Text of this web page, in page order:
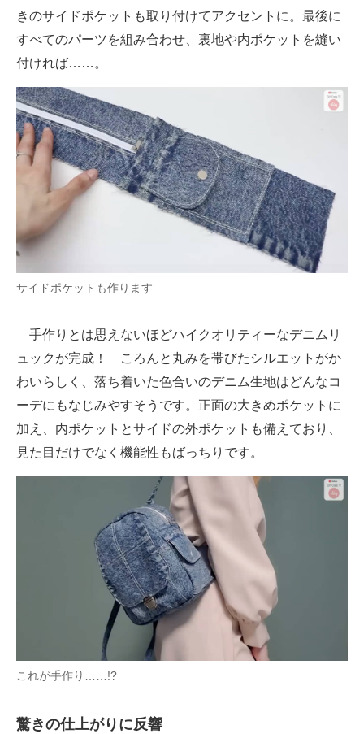
きのサイドポケットも取り付けてアクセントに。最後に
すべてのパーツを組み合わせ、裏地や内ポケットを縫い
付ければ……。
サイドポケットも作ります
手作りとは思えないほどハイクオリティーなデニムリ
ュックが完成！ ころんと丸みを帯びたシルエットがか
わいらしく、落ち着いた色合いのデニム生地はどんなコ
ーデにもなじみやすそうです。正面の大きめポケットに
加え、内ポケットとサイドの外ポケットも備えており、
見た目だけでなく機能性もばっちりです。
これが手作り……!?
驚きの仕上がりに反響